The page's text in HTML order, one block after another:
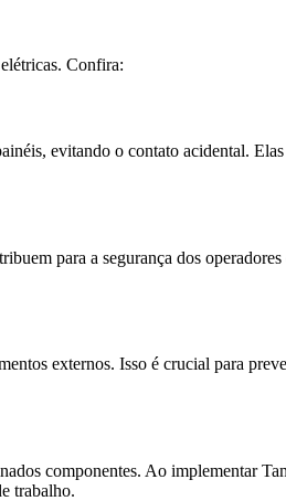
Confira:
evitando o contato acidental.
para a segurança dos
externos. Isso é crucial para
componentes. Ao implementar
trabalho.